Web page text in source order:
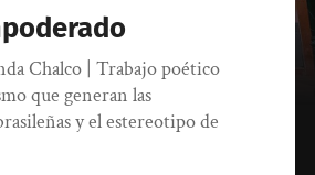
Chalco | Trabajo poético
que generan las
y el estereotipo de